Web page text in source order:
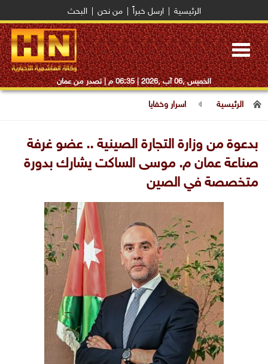
الرئيسية ارسل خبراً من نحن البحث
Toggle
navigation
الخميس ,06 آب ,2026 | 06:35 م | تصدر من عمان
الرئيسية اسرار وخفايا
بدعوة من وزارة التجارة الصينية .. عضو غرفة
صناعة عمان م. موسى الساكت يشارك بدورة
متخصصة في الصين